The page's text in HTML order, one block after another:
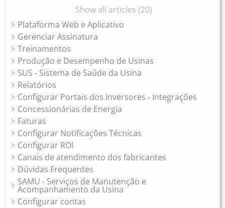
Show all articles (20)
Plataforma Web e Aplicativo
Gerenciar Assinatura
Treinamentos
Produção e Desempenho de Usinas
SUS - Sistema de Saúde da Usina
Relatórios
Configurar Portais dos Inversores - Integrações
Concessionárias de Energia
Faturas
Configurar Notificações Técnicas
Configurar ROI
Canais de atendimento dos fabricantes
Dúvidas Frequentes
SAMU - Serviços de Manutenção e
Acompanhamento da Usina
Configurar contas